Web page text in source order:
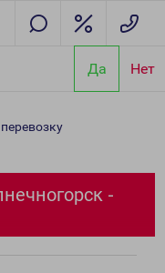
Да Нет
-